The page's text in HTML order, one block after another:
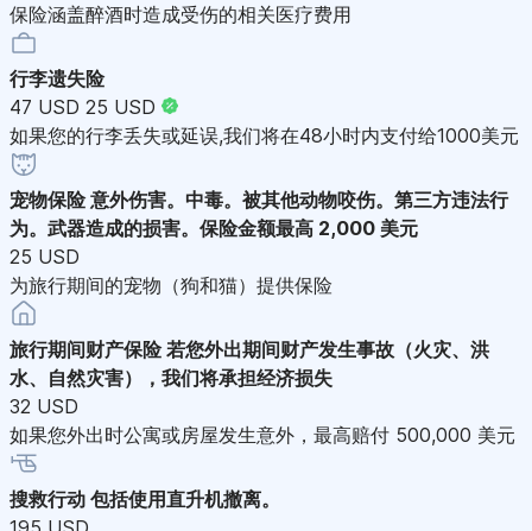
保险涵盖醉酒时造成受伤的相关医疗费用
行李遗失险
47 USD 25 USD
如果您的行李丢失或延误,我们将在48小时内支付给1000美元
宠物保险 意外伤害。中毒。被其他动物咬伤。第三方违法行
为。武器造成的损害。保险金额最高 2,000 美元
25 USD
为旅行期间的宠物（狗和猫）提供保险
旅行期间财产保险 若您外出期间财产发生事故（火灾、洪
水、自然灾害），我们将承担经济损失
32 USD
如果您外出时公寓或房屋发生意外，最高赔付 500,000 美元
搜救行动 包括使用直升机撤离。